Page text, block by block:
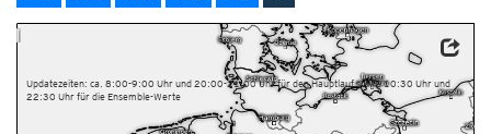
Updatezeiten: ca. 8:00-9:00 Uhr und 20:00-21:00 Uhr für den Hauptlauf sowie 10:30 Uhr und
22:30 Uhr für die Ensemble-Werte
Dieser Service basiert auf Daten und Produkten des Europäischen Zentrums für mittelfristige
Wettervorhersage (ECMWF)